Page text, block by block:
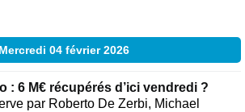
Mercredi 04 février 2026
: 6 M€ récupérés d’ici vendredi ?
par Roberto De Zerbi, Michael